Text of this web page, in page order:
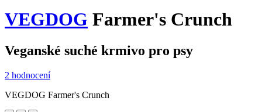
VEGDOG Farmer's Crunch
Veganské suché krmivo pro psy
2 hodnocení
VEGDOG Farmer's Crunch